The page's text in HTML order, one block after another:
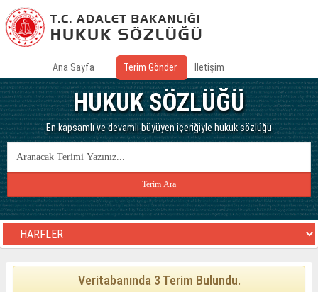
Ana Sayfa Terim Gönder İletişim
HUKUK SÖZLÜĞÜ
En kapsamlı ve devamlı büyüyen içeriğiyle hukuk sözlüğü
Veritabanında 3 Terim Bulundu.